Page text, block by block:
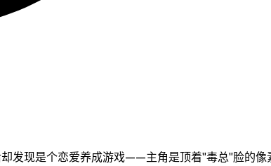
发现是个恋爱养成游戏——主角是顶着"毒总"脸的